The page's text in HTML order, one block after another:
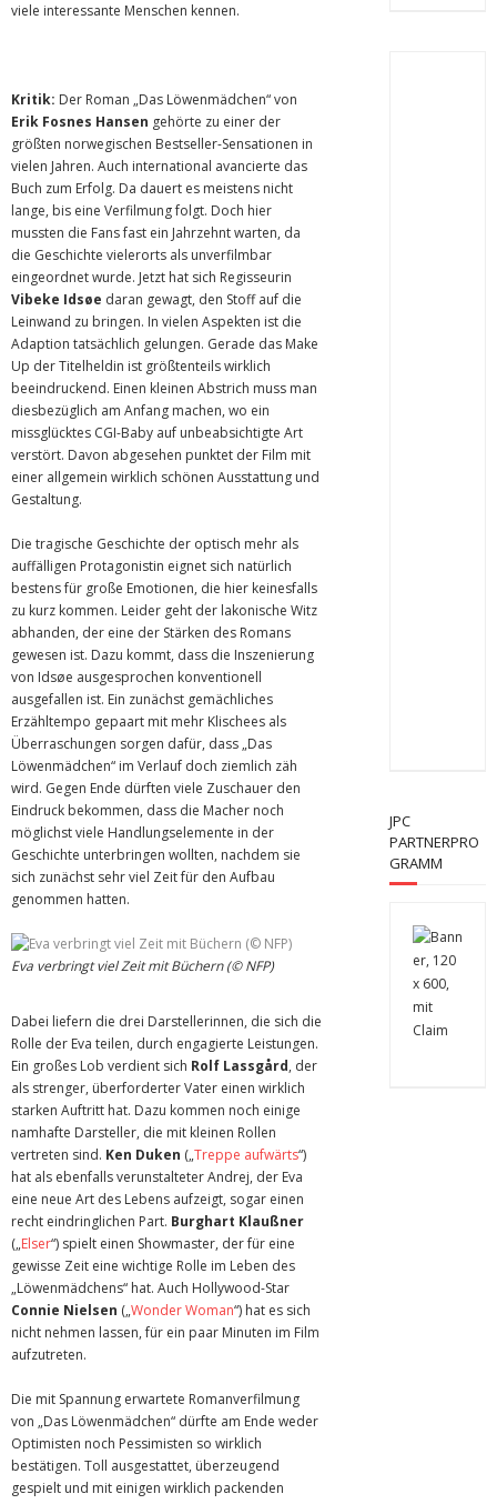
viele interessante Menschen kennen.
Kritik: Der Roman „Das Löwenmädchen“ von
Erik Fosnes Hansen gehörte zu einer der
größten norwegischen Bestseller-Sensationen in
vielen Jahren. Auch international avancierte das
Buch zum Erfolg. Da dauert es meistens nicht
lange, bis eine Verfilmung folgt. Doch hier
mussten die Fans fast ein Jahrzehnt warten, da
die Geschichte vielerorts als unverfilmbar
eingeordnet wurde. Jetzt hat sich Regisseurin
Vibeke Idsøe daran gewagt, den Stoff auf die
Leinwand zu bringen. In vielen Aspekten ist die
Adaption tatsächlich gelungen. Gerade das Make
Up der Titelheldin ist größtenteils wirklich
beeindruckend. Einen kleinen Abstrich muss man
diesbezüglich am Anfang machen, wo ein
missglücktes CGI-Baby auf unbeabsichtigte Art
verstört. Davon abgesehen punktet der Film mit
einer allgemein wirklich schönen Ausstattung und
Gestaltung.
Die tragische Geschichte der optisch mehr als
auffälligen Protagonistin eignet sich natürlich
bestens für große Emotionen, die hier keinesfalls
zu kurz kommen. Leider geht der lakonische Witz
abhanden, der eine der Stärken des Romans
gewesen ist. Dazu kommt, dass die Inszenierung
von Idsøe ausgesprochen konventionell
ausgefallen ist. Ein zunächst gemächliches
Erzähltempo gepaart mit mehr Klischees als
Überraschungen sorgen dafür, dass „Das
Löwenmädchen“ im Verlauf doch ziemlich zäh
wird. Gegen Ende dürften viele Zuschauer den
Eindruck bekommen, dass die Macher noch
möglichst viele Handlungselemente in der
Geschichte unterbringen wollten, nachdem sie
sich zunächst sehr viel Zeit für den Aufbau
genommen hatten.
Eva verbringt viel Zeit mit Büchern (© NFP)
Dabei liefern die drei Darstellerinnen, die sich die
Rolle der Eva teilen, durch engagierte Leistungen.
Ein großes Lob verdient sich Rolf Lassgård, der
als strenger, überforderter Vater einen wirklich
starken Auftritt hat. Dazu kommen noch einige
namhafte Darsteller, die mit kleinen Rollen
vertreten sind. Ken Duken („Treppe aufwärts“)
hat als ebenfalls verunstalteter Andrej, der Eva
eine neue Art des Lebens aufzeigt, sogar einen
recht eindringlichen Part. Burghart Klaußner
(„Elser“) spielt einen Showmaster, der für eine
gewisse Zeit eine wichtige Rolle im Leben des
„Löwenmädchens“ hat. Auch Hollywood-Star
Connie Nielsen („Wonder Woman“) hat es sich
nicht nehmen lassen, für ein paar Minuten im Film
aufzutreten.
Die mit Spannung erwartete Romanverfilmung
von „Das Löwenmädchen“ dürfte am Ende weder
Optimisten noch Pessimisten so wirklich
bestätigen. Toll ausgestattet, überzeugend
gespielt und mit einigen wirklich packenden
JPC
PARTNERPRO
GRAMM